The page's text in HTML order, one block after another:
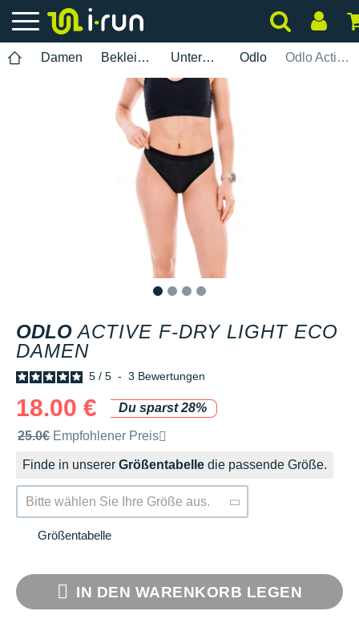
Damen Bekleidung Unterwäsche Odlo Odlo Active F-Dry Light ECO Damen
ODLO ACTIVE F-DRY LIGHT ECO
DAMEN
5 / 5 - 3 Bewertungen
18.00 €
Du sparst 28%
Unverbindliche Preisempfehlung der Marke
25.0€ Empfohlener Preis
Finde in unserer Größentabelle die passende Größe.
Bitte wählen Sie Ihre Größe aus.
Größentabelle
IN DEN WARENKORB LEGEN